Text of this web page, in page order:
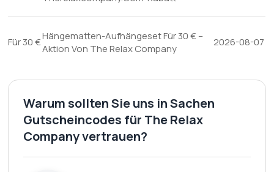
Für 30 €Hängematten-Aufhängeset Für 30 € –
Aktion Von The Relax Company
2026-08-07
Warum sollten Sie uns in Sachen
Gutscheincodes für The Relax
Company vertrauen?